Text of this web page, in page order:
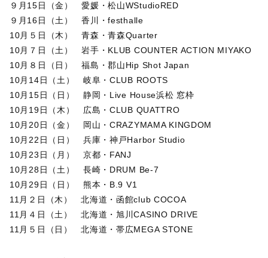
９月15日（金） 愛媛・松山WStudioRED
９月16日（土） 香川・festhalle
10月５日（木） 青森・青森Quarter
10月７日（土） 岩手・KLUB COUNTER ACTION MIYAKO
10月８日（日） 福島・郡山Hip Shot Japan
10月14日（土） 岐阜・CLUB ROOTS
10月15日（日） 静岡・Live House浜松 窓枠
10月19日（木） 広島・CLUB QUATTRO
10月20日（金） 岡山・CRAZYMAMA KINGDOM
10月22日（日） 兵庫・神戸Harbor Studio
10月23日（月） 京都・FANJ
10月28日（土） 長崎・DRUM Be-7
10月29日（日） 熊本・B.9 V1
11月２日（木） 北海道・函館club COCOA
11月４日（土） 北海道・旭川CASINO DRIVE
11月５日（日） 北海道・帯広MEGA STONE